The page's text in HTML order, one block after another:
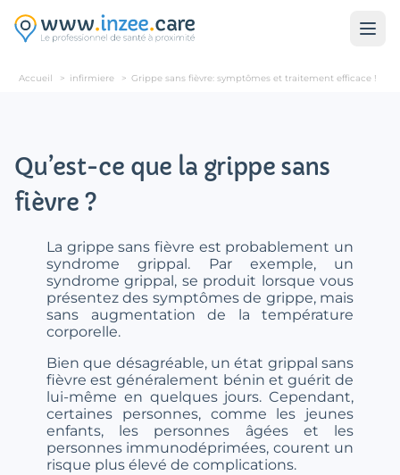
Accueil > infirmiere > Grippe sans fièvre: symptômes et traitement efficace !
Qu’est-ce que la grippe sans
fièvre ?
La grippe sans fièvre est probablement un
syndrome grippal. Par exemple, un
syndrome grippal, se produit lorsque vous
présentez des symptômes de grippe, mais
sans augmentation de la température
corporelle.
Bien que désagréable, un état grippal sans
fièvre est généralement bénin et guérit de
lui-même en quelques jours. Cependant,
certaines personnes, comme les jeunes
enfants, les personnes âgées et les
personnes immunodéprimées, courent un
risque plus élevé de complications.